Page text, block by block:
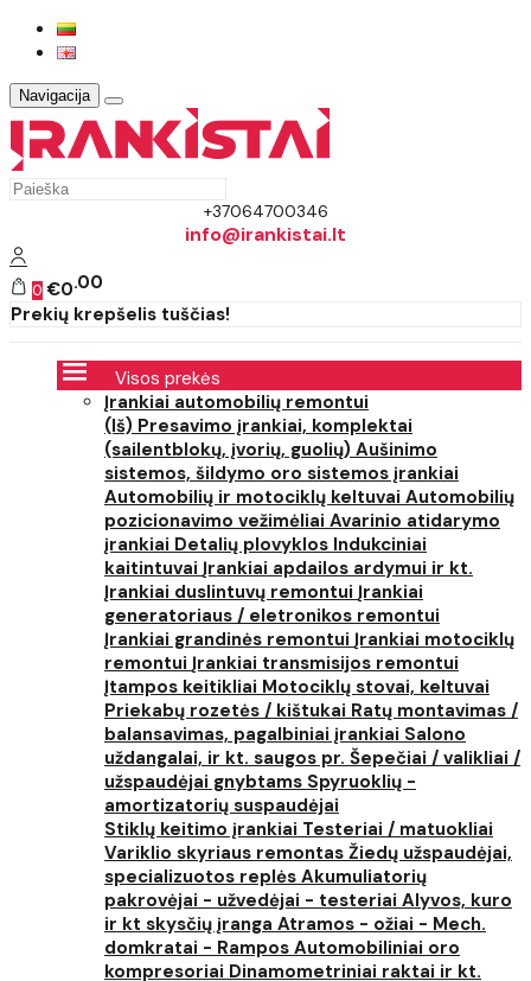
Navigacija
+37064700346
info@irankistai.lt
0 €0 00
Prekių krepšelis tuščias!
Visos prekės
Įrankiai automobilių remontui
(Iš) Presavimo įrankiai, komplektai
(sailentblokų, įvorių, guolių) Aušinimo
sistemos, šildymo oro sistemos įrankiai
Automobilių ir motociklų keltuvai Automobilių
pozicionavimo vežimėliai Avarinio atidarymo
įrankiai Detalių plovyklos Indukciniai
kaitintuvai Įrankiai apdailos ardymui ir kt.
Įrankiai duslintuvų remontui Įrankiai
generatoriaus / eletronikos remontui
Įrankiai grandinės remontui Įrankiai motociklų
remontui Įrankiai transmisijos remontui
Įtampos keitikliai Motociklų stovai, keltuvai
Priekabų rozetės / kištukai Ratų montavimas /
balansavimas, pagalbiniai įrankiai Salono
uždangalai, ir kt. saugos pr. Šepečiai / valikliai /
užspaudėjai gnybtams Spyruoklių -
amortizatorių suspaudėjai
Stiklų keitimo įrankiai Testeriai / matuokliai
Variklio skyriaus remontas Žiedų užspaudėjai,
specializuotos replės Akumuliatorių
pakrovėjai - užvedėjai - testeriai Alyvos, kuro
ir kt skysčių įranga Atramos - ožiai - Mech.
domkratai - Rampos Automobiliniai oro
kompresoriai Dinamometriniai raktai ir kt.